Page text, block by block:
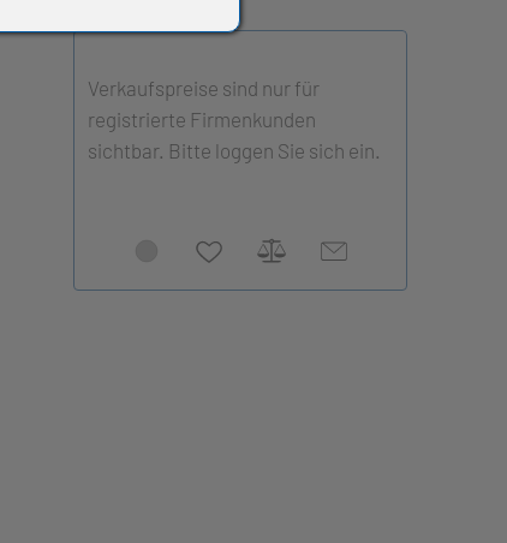
Verkaufspreise sind nur für
registrierte Firmenkunden
sichtbar. Bitte loggen Sie sich ein.